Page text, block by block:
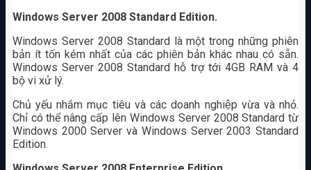
Windows Server 2008 Standard Edition.
Windows Server 2008 Standard là một trong những phiên
bản ít tốn kém nhất của các phiên bản khác nhau có sẵn.
Windows Server 2008 Standard hỗ trợ tới 4GB RAM và 4
bộ vi xử lý.
Chủ yếu nhắm mục tiêu và các doanh nghiệp vừa và nhỏ.
Chỉ có thể nâng cấp lên Windows Server 2008 Standard từ
Windows 2000 Server và Windows Server 2003 Standard
Edition.